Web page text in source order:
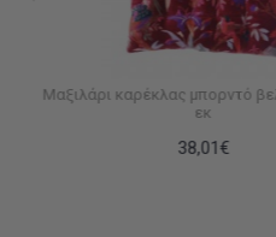
Μαξιλάρι καρέκλας μπορντό
εκ
38,01€